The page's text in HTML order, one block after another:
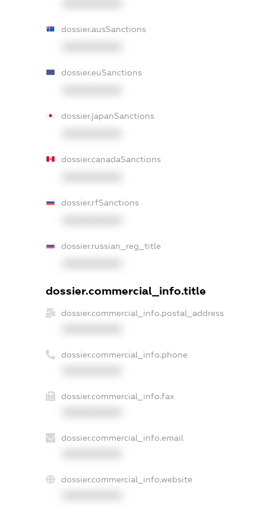
dossier.ausSanctions
dossier.euSanctions
dossier.japanSanctions
dossier.canadaSanctions
dossier.rfSanctions
dossier.russian_reg_title
dossier.commercial_info.title
dossier.commercial_info.postal_address
dossier.commercial_info.phone
dossier.commercial_info.fax
dossier.commercial_info.email
dossier.commercial_info.website